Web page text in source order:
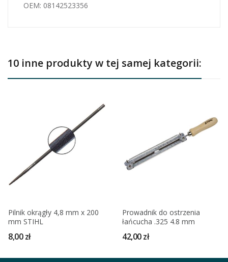
OEM: 08142523356
10 inne produkty w tej samej kategorii:
Pilnik okrągły 4,8 mm x 200
mm STIHL
8,00 zł
Prowadnik do ostrzenia
łańcucha .325 4.8 mm
42,00 zł